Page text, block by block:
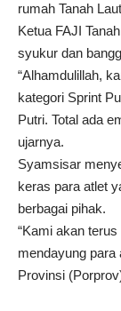
rumah Tanah
Ketua FAJI
syukur dan
“Alhamdulillah,
kategori Sprint
Putri. Total ada
ujarnya.
Syamsisar
keras para atlet
berbagai pihak.
“Kami akan
mendayung para
Provinsi